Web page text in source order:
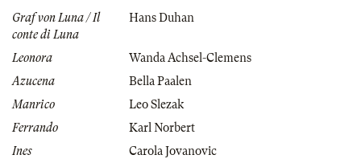
Graf von Luna / Il
conte di Luna
Hans Duhan
Leonora
Wanda Achsel-Clemens
Azucena
Bella Paalen
Manrico
Leo Slezak
Ferrando
Karl Norbert
Ines
Carola Jovanovic